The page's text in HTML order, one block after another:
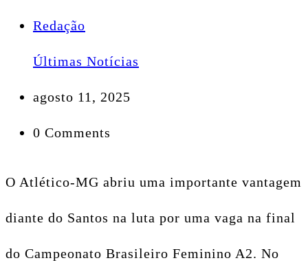
Redação
Últimas Notícias
agosto 11, 2025
0 Comments
O Atlético-MG abriu uma importante vantagem
diante do Santos na luta por uma vaga na final
do Campeonato Brasileiro Feminino A2. No